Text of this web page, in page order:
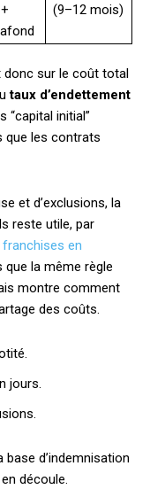
(9–12 mois)
donc sur le coût total
taux d’endettement
“capital initial”
que les contrats
et d’exclusions, la
reste utile, par
en
que la même règle
montre comment
des coûts.
jours.
d’indemnisation
découle.